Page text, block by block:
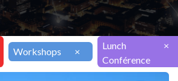
Workshops ×
Lunch
Conférence
×